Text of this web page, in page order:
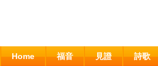
Home 福音 見證 詩歌